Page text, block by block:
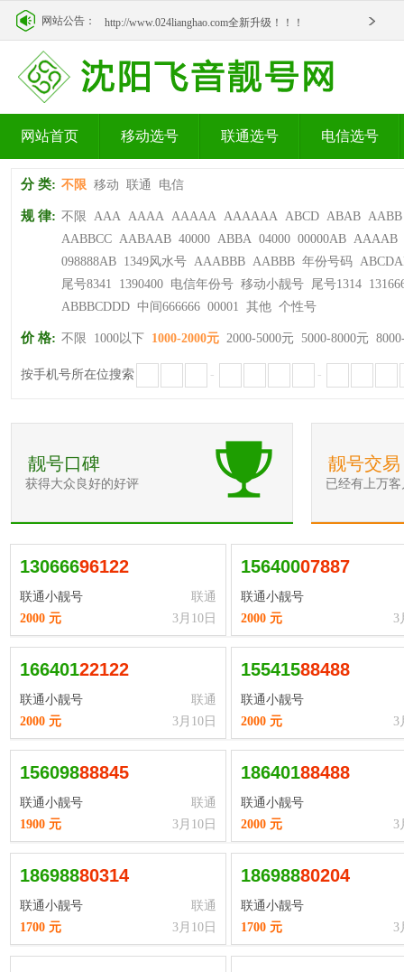
网站公告： http://www.024lianghao.com全新升级！！！
网站首页 移动选号 联通选号 电信选号
分 类: 不限 移动 联通 电信
规 律: 不限 AAA AAAA AAAAA AAAAAA ABCD ABAB AABB
AABBCC AABAAB 40000 ABBA 04000 00000AB AAAAB
098888AB 1349风水号 AAABBB AABBB 年份号码
尾号8341
1390400 电信年份号 移动小靓号 尾号1314
ABBBCDDD 中间666666 00001 其他 个性号
价 格: 不限 1000以下 1000-2000元 2000-5000元 5000-8000元
按手机号所在位搜索 - -
靓号口碑
获得大众良好的好评
靓号交易
已经有上万
13066696122
联通小靓号
联通
3月10日
2000 元
15640007887
联通小靓号
3
2000 元
16640122122
联通小靓号
联通
3月10日
2000 元
15541588488
联通小靓号
3
2000 元
15609888845
联通小靓号
联通
3月10日
1900 元
18640188488
联通小靓号
3
2000 元
18698880314
联通小靓号
联通
3月10日
1700 元
18698880204
联通小靓号
3
1700 元